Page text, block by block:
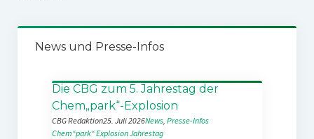
News und Presse-Infos
Die CBG zum 5. Jahrestag der
Chem„park“-Explosion
CBG Redaktion25. Juli 2026News, Presse-Infos
Chem“park“ExplosionJahrestag